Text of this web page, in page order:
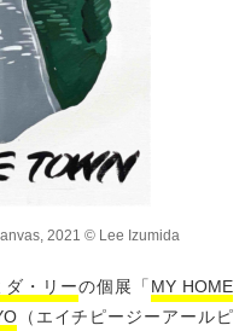
2021 © Lee Izumida
ダ・リーの個展「 MY HOME
（エイチピージーアールピ